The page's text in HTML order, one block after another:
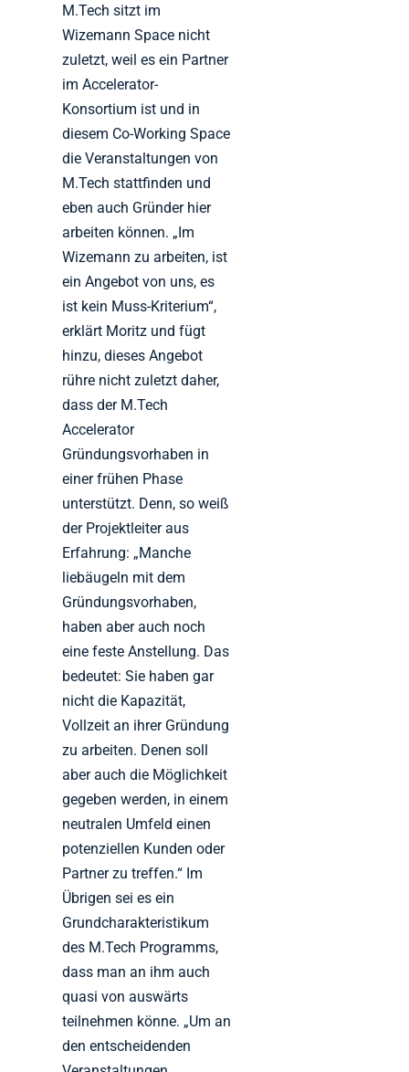
M.Tech sitzt im
Wizemann Space nicht
zuletzt, weil es ein Partner
im Accelerator-
Konsortium ist und in
diesem Co-Working Space
die Veranstaltungen von
M.Tech stattfinden und
eben auch Gründer hier
arbeiten können. „Im
Wizemann zu arbeiten, ist
ein Angebot von uns, es
ist kein Muss-Kriterium“,
erklärt Moritz und fügt
hinzu, dieses Angebot
rühre nicht zuletzt daher,
dass der M.Tech
Accelerator
Gründungsvorhaben in
einer frühen Phase
unterstützt. Denn, so weiß
der Projektleiter aus
Erfahrung: „Manche
liebäugeln mit dem
Gründungsvorhaben,
haben aber auch noch
eine feste Anstellung. Das
bedeutet: Sie haben gar
nicht die Kapazität,
Vollzeit an ihrer Gründung
zu arbeiten. Denen soll
aber auch die Möglichkeit
gegeben werden, in einem
neutralen Umfeld einen
potenziellen Kunden oder
Partner zu treffen.“ Im
Übrigen sei es ein
Grundcharakteristikum
des M.Tech Programms,
dass man an ihm auch
quasi von auswärts
teilnehmen könne. „Um an
den entscheidenden